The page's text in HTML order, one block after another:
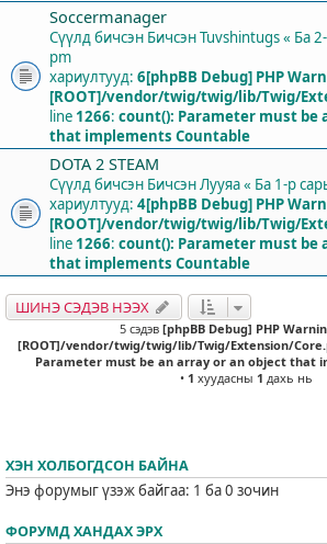
Soccermanager
Сүүлд бичсэн БичсэнTuvshintugs« Ба
pm
хариултууд: 6[phpBB Debug] PHP
[ROOT]/vendor/twig/twig/lib/Twig/
line 1266: count(): Parameter must be
that implements Countable
DOTA 2 STEAM
Сүүлд бичсэн БичсэнЛууяа« Ба 1-р
хариултууд: 4[phpBB Debug] PHP
[ROOT]/vendor/twig/twig/lib/Twig/
line 1266: count(): Parameter must be
that implements Countable
ШИНЭ СЭДЭВ НЭЭХ
5 сэдэв [phpBB Debug] PHP
[ROOT]/vendor/twig/twig/lib/Twig/Extension/
Parameter must be an array or an object that
• 1 хуудасны 1 дахь нь
ХЭН ХОЛБОГДСОН БАЙНА
Энэ форумыг үзэж байгаа: 1 ба 0 зочин
ФОРУМД ХАНДАХ ЭРХ